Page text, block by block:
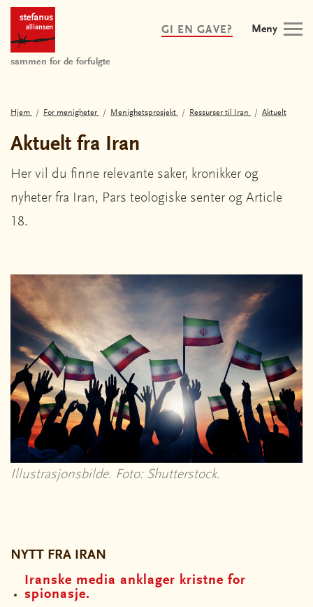
Meny
sammen for de forfulgte
GI EN GAVE?
Hjem For menigheter Menighetsprosjekt Ressurser til Iran Aktuelt
Aktuelt fra Iran
Her vil du finne relevante saker, kronikker og
nyheter fra Iran, Pars teologiske senter og Article
18.
Illustrasjonsbilde. Foto: Shutterstock.
NYTT FRA IRAN
Iranske media anklager kristne for
spionasje.